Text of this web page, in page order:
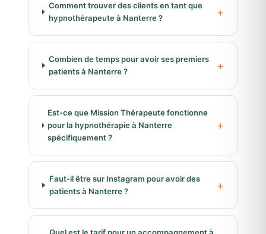
Comment trouver des clients en tant que
hypnothérapeute à Nanterre ?
Combien de temps pour avoir ses premiers
patients à Nanterre ?
Est-ce que Mission Thérapeute fonctionne
pour la hypnothérapie à Nanterre
spécifiquement ?
Faut-il être sur Instagram pour avoir des
patients à Nanterre ?